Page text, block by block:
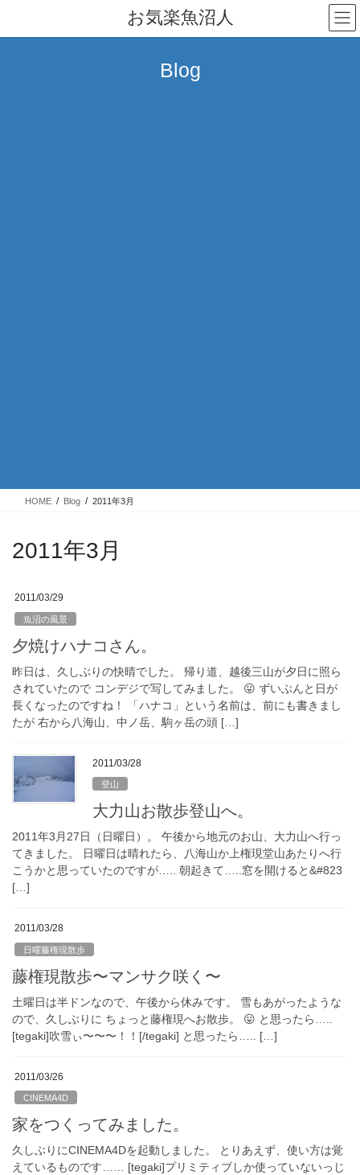
テ
ゲ
お気楽魚沼人
Blog
HOME Blog 2011年3月
2011年3月
2011/03/29
魚沼の風景
夕焼けハナコさん。
昨日は、久しぶりの快晴でした。 帰り道、越後三山が夕日に照ら
されていたので コンデジで写してみました。 😛 ずいぶんと日が
長くなったのですね！ 「ハナコ」という名前は、前にも書きまし
たが 右から八海山、中ノ岳、駒ヶ岳の頭 […]
2011/03/28
登山
大力山お散歩登山へ。
2011年3月27日（日曜日）。 午後から地元のお山、大力山へ行っ
てきました。 日曜日は晴れたら、八海山か上権現堂山あたりへ行
こうかと思っていたのですが….. 朝起きて…..窓を開けると&#823
[…]
2011/03/28
日曜藤権現散歩
藤権現散歩〜マンサク咲く〜
土曜日は半ドンなので、午後から休みです。 雪もあがったような
ので、久しぶりに ちょっと藤権現へお散歩。 😛 と思ったら…..
[tegaki]吹雪ぃ〜〜〜！！[/tegaki] と思ったら….. […]
2011/03/26
CINEMA4D
家をつくってみました。
久しぶりにCINEMA4Dを起動しました。 とりあえず、使い方は覚
えているものです…… [tegaki]プリミティブしか使っていないっじ